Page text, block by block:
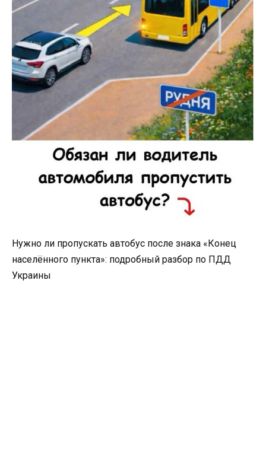
Нужно ли пропускать автобус после знака «Конец
населённого пункта»: подробный разбор по ПДД
Украины